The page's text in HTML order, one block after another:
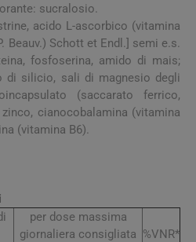
sucralosio.
acido L-ascorbico (vitamina
Beauv.) Schott et Endl.] semi e.s.
fosfoserina, amido di mais;
di silicio, sali di magnesio degli
(saccarato ferrico,
cianocobalamina (vitamina
(vitamina B6).
per dose massima
giornaliera consigliata %VNR*